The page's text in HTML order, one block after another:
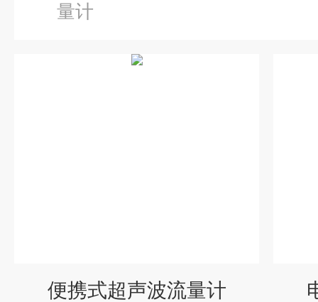
量计
便携式超声波流量计